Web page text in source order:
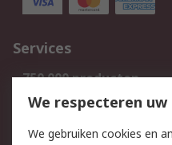
Services
750.000 producten
Bestellen
We respecteren uw
We gebruiken cookies en